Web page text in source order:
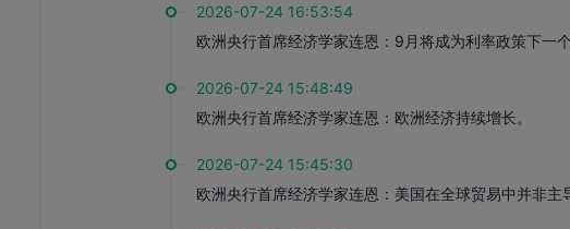
2026-07-24 16:53:54
欧洲央行首席经济学家连恩：9月将成为利率政策下一个
2026-07-24 15:48:49
欧洲央行首席经济学家连恩：欧洲经济持续增长。
2026-07-24 15:45:30
欧洲央行首席经济学家连恩：美国在全球贸易中并非主